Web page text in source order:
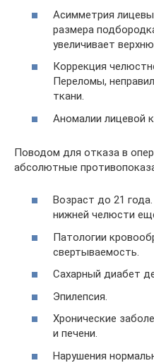
Асимметрия
размера
увеличивает
Коррекция
Переломы,
ткани.
Аномалии лицевой
Поводом для отказа в
абсолютные
Возраст до 21
нижней челюсти
Патологии
свертываемость.
Сахарный диабет
Эпилепсия.
Хронические
и печени.
Нарушения